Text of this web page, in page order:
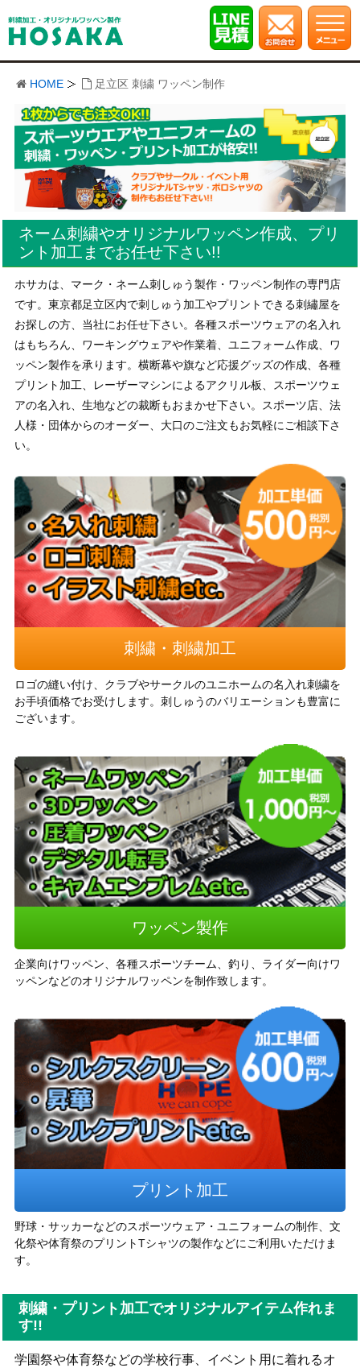
HOME 足立区 刺繍 ワッペン制作
ネーム刺繍やオリジナルワッペン作成、プリ
ント加工までお任せ下さい!!
ホサカは、マーク・ネーム刺しゅう製作・ワッペン制作の専門店
です。東京都足立区内で刺しゅう加工やプリントできる刺繡屋を
お探しの方、当社にお任せ下さい。各種スポーツウェアの名入れ
はもちろん、ワーキングウェアや作業着、ユニフォーム作成、ワ
ッペン製作を承ります。横断幕や旗など応援グッズの作成、各種
プリント加工、レーザーマシンによるアクリル板、スポーツウェ
アの名入れ、生地などの裁断もおまかせ下さい。スポーツ店、法
人様・団体からのオーダー、大口のご注文もお気軽にご相談下さ
い。
刺繍・刺繍加工
ロゴの縫い付け、クラブやサークルのユニホームの名入れ刺繍を
お手頃価格でお受けします。刺しゅうのバリエーションも豊富に
ございます。
ワッペン製作
企業向けワッペン、各種スポーツチーム、釣り、ライダー向けワ
ッペンなどのオリジナルワッペンを制作致します。
プリント加工
野球・サッカーなどのスポーツウェア・ユニフォームの制作、文
化祭や体育祭のプリントTシャツの製作などにご利用いただけま
す。
刺繍・プリント加工でオリジナルアイテム作れま
す!!
学園祭や体育祭などの学校行事、イベント用に着れるオ